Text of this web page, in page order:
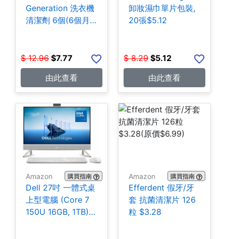
Generation 洗衣機
清潔劑 6個(6個月
$ 12.96 $7.77
由此查看
卸妝濕巾單片包裝,
20張$5.12
$ 8.29 $5.12
由此查看
Amazon 購買指南
Dell 27吋 一體式桌
上型電腦 (Core 7
150U 16GB, 1TB)
Amazon 購買指南
Efferdent 假牙/牙
套 抗菌清潔片 126
粒 $3.28